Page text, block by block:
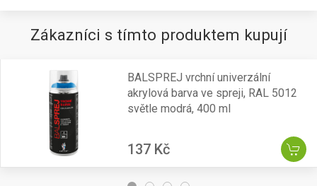
Zákazníci s tímto produktem kupují
BALSPREJ vrchní univerzální
akrylová barva ve spreji, RAL 5012
světle modrá, 400 ml
137 Kč